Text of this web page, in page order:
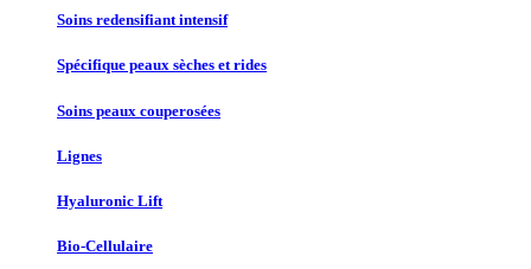
Soins redensifiant intensif
Spécifique peaux sèches et rides
Soins peaux couperosées
Lignes
Hyaluronic Lift
Bio-Cellulaire